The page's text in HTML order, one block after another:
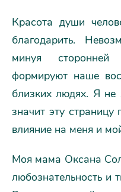
Красота души
благодарить.
минуя
формируют наше
близких людях. Я не
значит эту
влияние на меня и
Моя мама Оксана
любознательность и